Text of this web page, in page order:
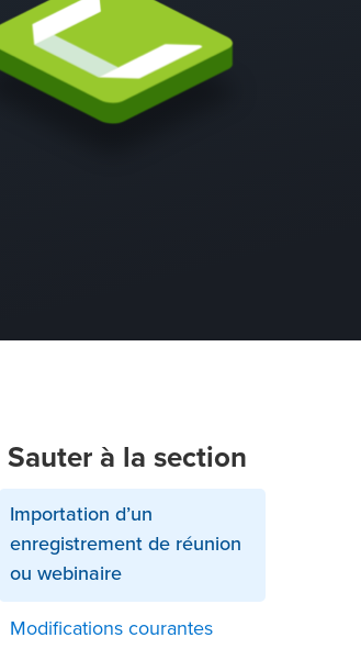
Sauter à la section
Importation d’un
enregistrement de réunion
ou webinaire
Modifications courantes